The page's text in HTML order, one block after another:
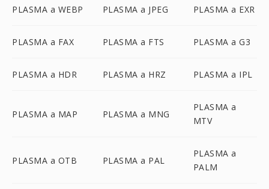
PLASMA a WEBP PLASMA a JPEG PLASMA a EXR
PLASMA a FAX PLASMA a FTS PLASMA a G3
PLASMA a HDR PLASMA a HRZ PLASMA a IPL
PLASMA a MAP PLASMA a MNG
PLASMA a
MTV
PLASMA a OTB PLASMA a PAL
PLASMA a
PALM